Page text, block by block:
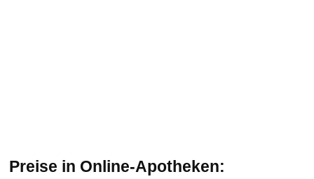
Preise in Online-Apotheken: